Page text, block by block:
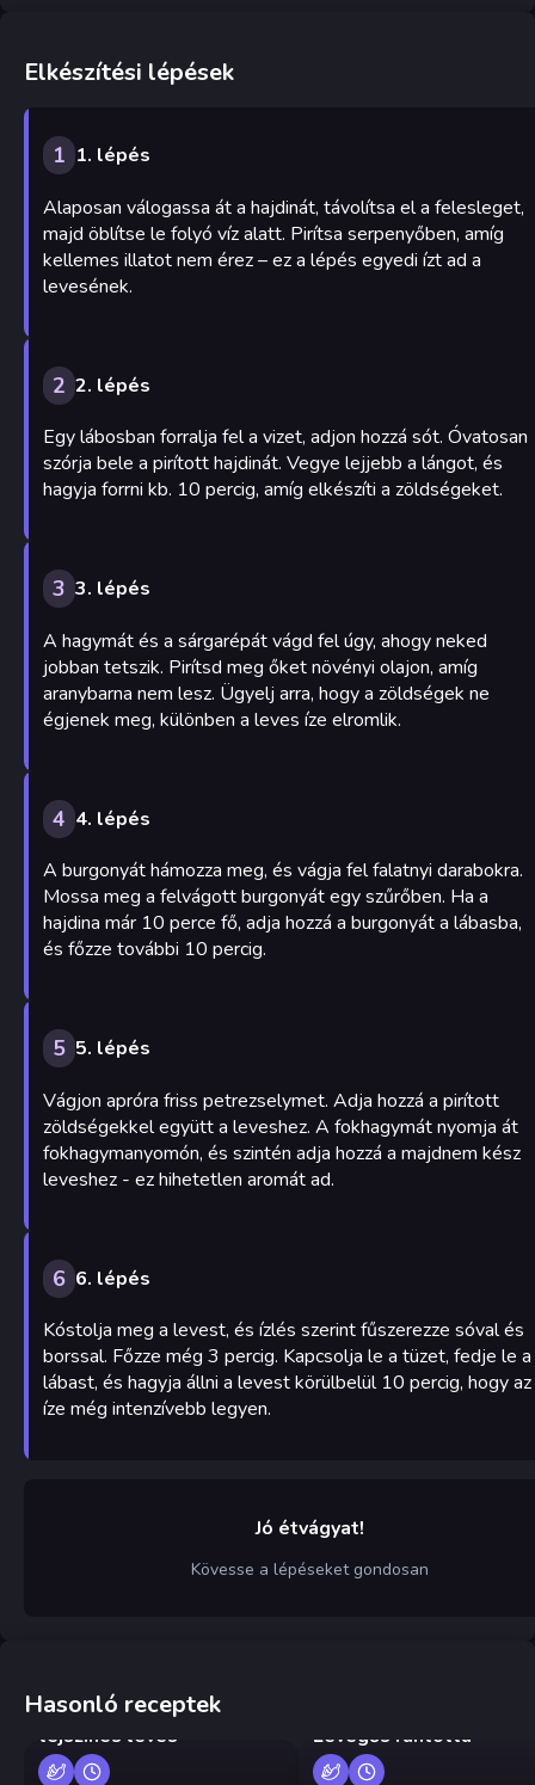
Elkészítési lépések
1 1. lépés
Alaposan válogassa át a hajdinát, távolítsa el a felesleget,
majd öblítse le folyó víz alatt. Pirítsa serpenyőben, amíg
kellemes illatot nem érez – ez a lépés egyedi ízt ad a
levesének.
2 2. lépés
Egy lábosban forralja fel a vizet, adjon hozzá sót. Óvatosan
szórja bele a pirított hajdinát. Vegye lejjebb a lángot, és
hagyja forrni kb. 10 percig, amíg elkészíti a zöldségeket.
3 3. lépés
A hagymát és a sárgarépát vágd fel úgy, ahogy neked
jobban tetszik. Pirítsd meg őket növényi olajon, amíg
aranybarna nem lesz. Ügyelj arra, hogy a zöldségek ne
égjenek meg, különben a leves íze elromlik.
4 4. lépés
A burgonyát hámozza meg, és vágja fel falatnyi darabokra.
Mossa meg a felvágott burgonyát egy szűrőben. Ha a
hajdina már 10 perce fő, adja hozzá a burgonyát a lábasba,
és főzze további 10 percig.
5 5. lépés
Vágjon apróra friss petrezselymet. Adja hozzá a pirított
zöldségekkel együtt a leveshez. A fokhagymát nyomja át
fokhagymanyomón, és szintén adja hozzá a majdnem kész
leveshez - ez hihetetlen aromát ad.
6 6. lépés
Kóstolja meg a levest, és ízlés szerint fűszerezze sóval és
borssal. Főzze még 3 percig. Kapcsolja le a tüzet, fedje le a
lábast, és hagyja állni a levest körülbelül 10 percig, hogy az
íze még intenzívebb legyen.
Jó étvágyat!
Kövesse a lépéseket gondosan
Hasonló receptek
Csirke-, tészta- és
tejszínes leves
Levegős rántotta